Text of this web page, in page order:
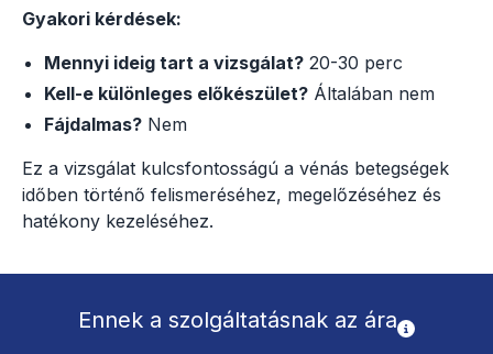
Gyakori kérdések:
Mennyi ideig tart a vizsgálat? 20-30 perc
Kell-e különleges előkészület? Általában nem
Fájdalmas? Nem
Ez a vizsgálat kulcsfontosságú a vénás betegségek
időben történő felismeréséhez, megelőzéséhez és
hatékony kezeléséhez.
Ennek a szolgáltatásnak az ára